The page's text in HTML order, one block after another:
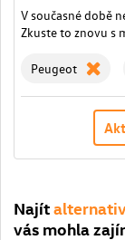
V současné době
Zkuste to znovu s
Peugeot
Najít
vás mohla